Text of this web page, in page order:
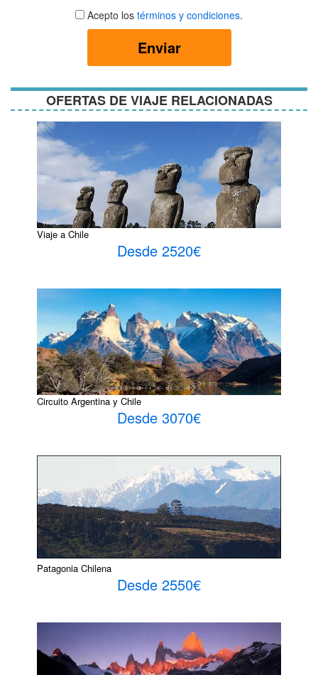
Aceptar
términos
Acepto los términos y condiciones.
Enviar
OFERTAS DE VIAJE RELACIONADAS
Viaje a Chile
Desde 2520€
Circuito Argentina y Chile
Desde 3070€
Patagonia Chilena
Desde 2550€